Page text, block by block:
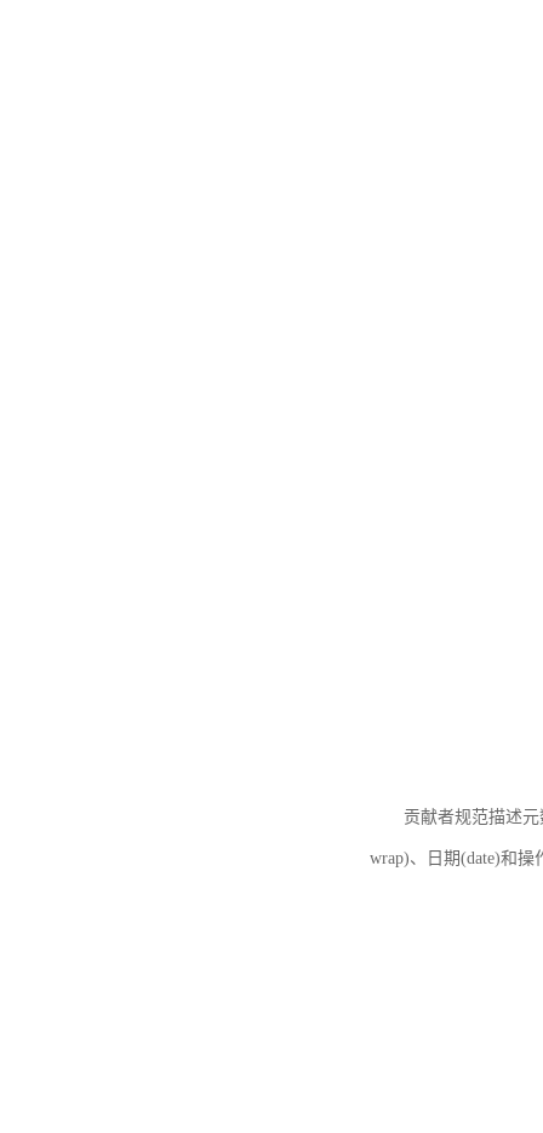
贡献者规范描述
wrap)、日期(date)和操